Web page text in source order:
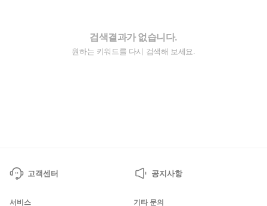
검색결과가 없습니다.
원하는 키워드를 다시 검색해 보세요.
고객센터 공지사항
서비스 기타 문의